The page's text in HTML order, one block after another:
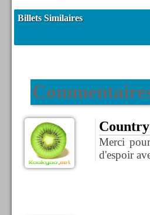
Billets Similaires
Country
Merci
d'espoir